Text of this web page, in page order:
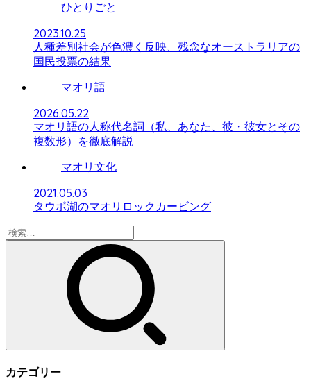
ひとりごと
2023.10.25
人種差別社会が色濃く反映、残念なオーストラリアの
国民投票の結果
マオリ語
2026.05.22
マオリ語の人称代名詞（私、あなた、彼・彼女とその
複数形）を徹底解説
マオリ文化
2021.05.03
タウポ湖のマオリロックカービング
検
索:
カテゴリー